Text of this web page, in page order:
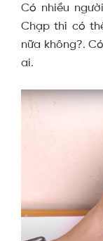
Có nhiều
Chạp thì có
nữa không?.
ai.